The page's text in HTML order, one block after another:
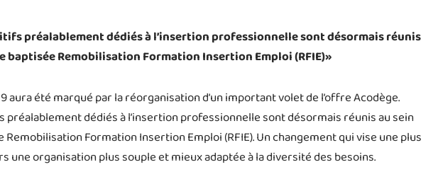
préalablement dédiés à l’insertion professionnelle sont désormais réunis
baptisée Remobilisation Formation Insertion Emploi (RFIE)»
aura été marqué par la réorganisation d’un important volet de l’offre Acodège.
préalablement dédiés à l’insertion professionnelle sont désormais réunis au sein
Formation Insertion Emploi (RFIE). Un changement qui vise une plus
une organisation plus souple et mieux adaptée à la diversité des besoins.